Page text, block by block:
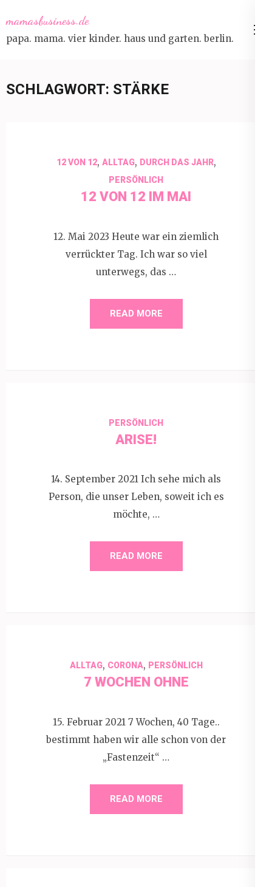
to
content
mamasbusiness.de
papa. mama. vier kinder. haus und garten. berlin.
SCHLAGWORT: STÄRKE
12 VON 12, ALLTAG, DURCH DAS JAHR,
PERSÖNLICH
12 VON 12 IM MAI
12. Mai 2023 Heute war ein ziemlich
verrückter Tag. Ich war so viel
unterwegs, das …
READ MORE
PERSÖNLICH
ARISE!
14. September 2021 Ich sehe mich als
Person, die unser Leben, soweit ich es
möchte, …
READ MORE
ALLTAG, CORONA, PERSÖNLICH
7 WOCHEN OHNE
15. Februar 2021 7 Wochen, 40 Tage..
bestimmt haben wir alle schon von der
„Fastenzeit“ …
READ MORE